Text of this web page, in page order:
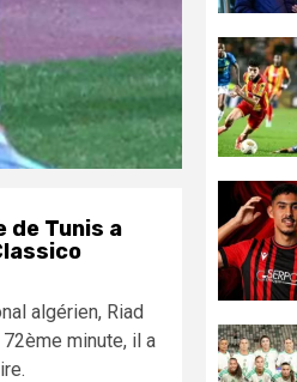
de Tunis a
algérien, Riad
72ème minute, il a